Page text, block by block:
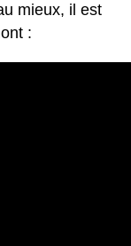
mieux, il est
: